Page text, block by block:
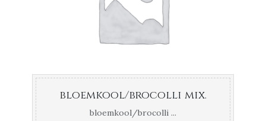
bloemkool/brocolli mix.
bloemkool/brocolli ...